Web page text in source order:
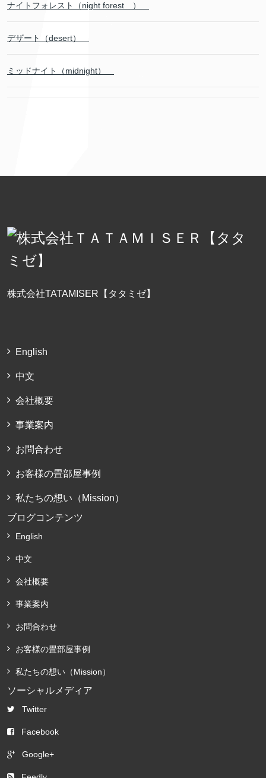
ナイトフォレスト（night forest ）
デザート（desert）
ミッドナイト（midnight）
株式会社TATAMISER【タタミゼ】
English
中文
会社概要
事業案内
お問合わせ
お客様の畳部屋事例
私たちの想い（Mission）
ブログコンテンツ
English
中文
会社概要
事業案内
お問合わせ
お客様の畳部屋事例
私たちの想い（Mission）
ソーシャルメディア
Twitter
Facebook
Google+